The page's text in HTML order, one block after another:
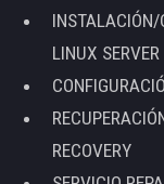
INSTALACIÓN/
LINUX SERVER
RECOVERY